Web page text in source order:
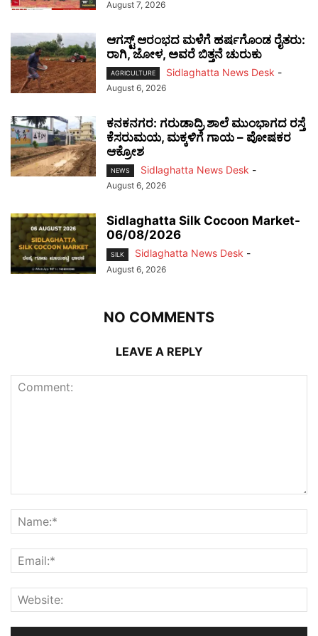
August 7, 2026
ಆಗಸ್ಟ್ ಆರಂಭದ ಮಳೆಗೆ ಹರ್ಷಗೊಂಡ ರೈತರು:
ರಾಗಿ, ಜೋಳ, ಅವರೆ ಬಿತ್ತನೆ ಚುರುಕು
AGRICULTURE Sidlaghatta News Desk -
August 6, 2026
ಕನಕನಗರ: ಗರುಡಾದ್ರಿ ಶಾಲೆ ಮುಂಭಾಗದ ರಸ್ತೆ
ಕೆಸರುಮಯ, ಮಕ್ಕಳಿಗೆ ಗಾಯ – ಪೋಷಕರ
ಆಕ್ರೋಶ
NEWS Sidlaghatta News Desk -
August 6, 2026
Sidlaghatta Silk Cocoon Market-
06/08/2026
SILK Sidlaghatta News Desk -
August 6, 2026
NO COMMENTS
LEAVE A REPLY